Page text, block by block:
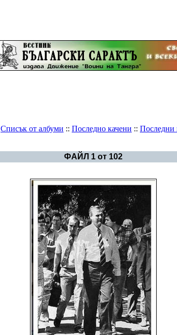
Списък от албуми :: Последно качени :: Последни
ФАЙЛ 1 от 102